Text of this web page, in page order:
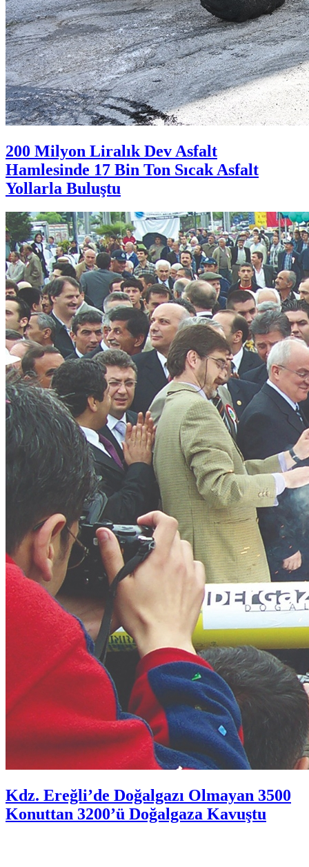
200 Milyon Liralık Dev Asfalt
Hamlesinde 17 Bin Ton Sıcak Asfalt
Yollarla Buluştu
Kdz. Ereğli’de Doğalgazı Olmayan 3500
Konuttan 3200’ü Doğalgaza Kavuştu